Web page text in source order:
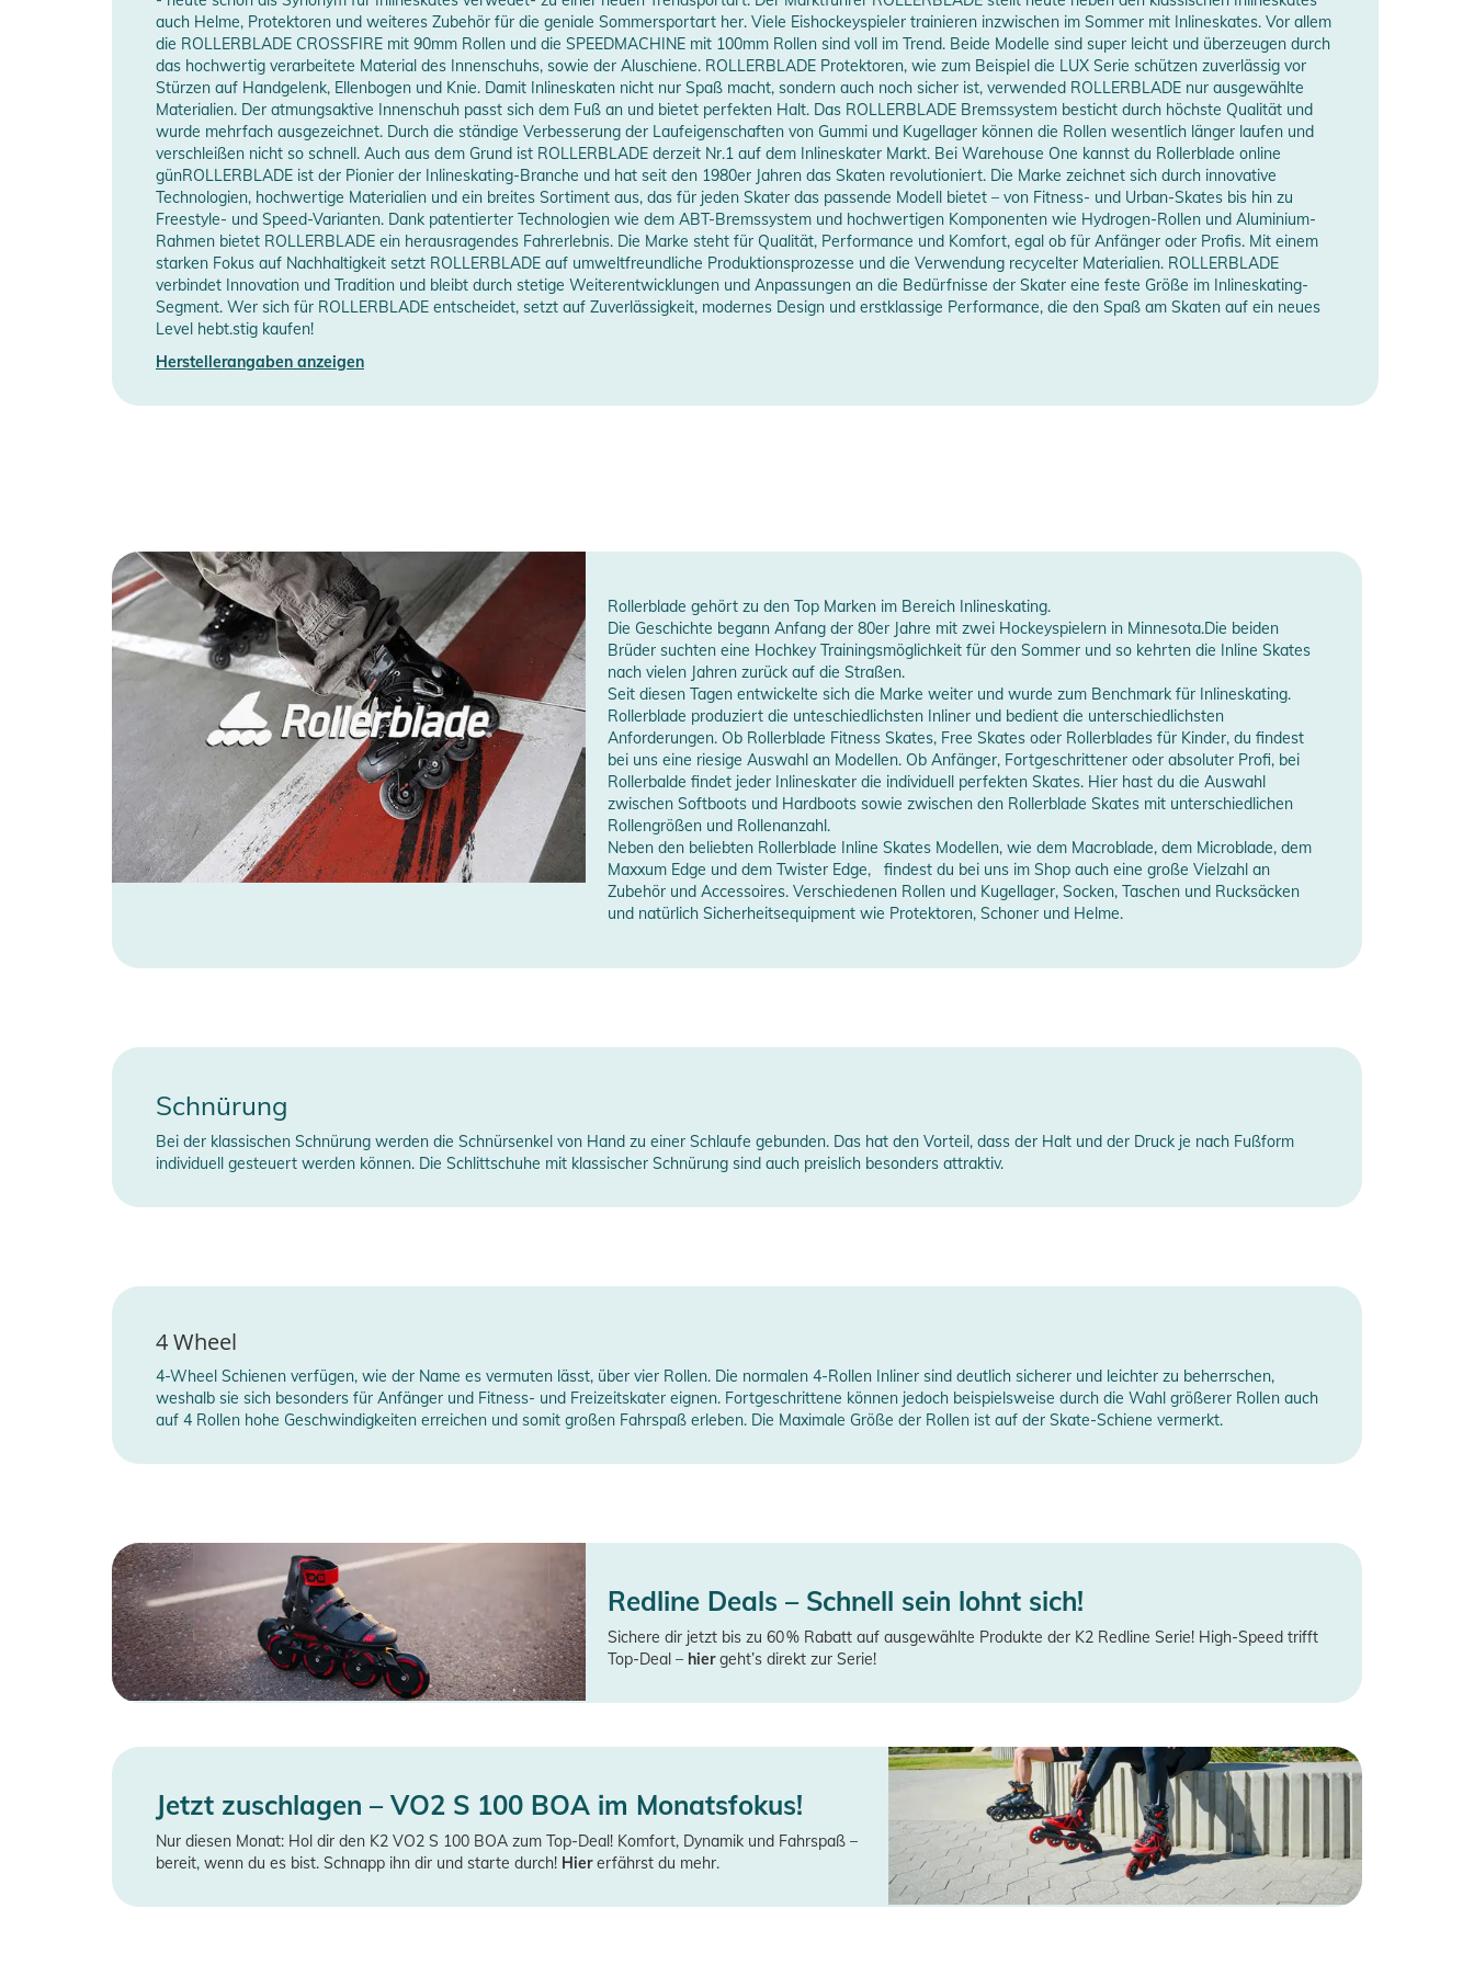
- Verschluss: Memory Cuff Buckle, 45° Verschluss, Laces
Produktinformationen und Sicherheitshinweise
Gebrauchsanweisungen, Sicherheitshinweise und Warnungen finden Sie direkt am Produkt.
Kugellager SG7
Erscheinungsjahr 2026
Manufacturer Information Herstellerangaben anzeigen
auch Helme, Protektoren und weiteres Zubehör für die geniale Sommersportart her. Viele Eishockeyspieler trainieren inzwischen im Sommer mit Inlineskates. Vor allem
die ROLLERBLADE CROSSFIRE mit 90mm Rollen und die SPEEDMACHINE mit 100mm Rollen sind voll im Trend. Beide Modelle sind super leicht und überzeugen durch
das hochwertig verarbeitete Material des Innenschuhs, sowie der Aluschiene. ROLLERBLADE Protektoren, wie zum Beispiel die LUX Serie schützen zuverlässig vor
Stürzen auf Handgelenk, Ellenbogen und Knie. Damit Inlineskaten nicht nur Spaß macht, sondern auch noch sicher ist, verwended ROLLERBLADE nur ausgewählte
Materialien. Der atmungsaktive Innenschuh passt sich dem Fuß an und bietet perfekten Halt. Das ROLLERBLADE Bremssystem besticht durch höchste Qualität und
wurde mehrfach ausgezeichnet. Durch die ständige Verbesserung der Laufeigenschaften von Gummi und Kugellager können die Rollen wesentlich länger laufen und
verschleißen nicht so schnell. Auch aus dem Grund ist ROLLERBLADE derzeit Nr.1 auf dem Inlineskater Markt. Bei Warehouse One kannst du Rollerblade online
günROLLERBLADE ist der Pionier der Inlineskating-Branche und hat seit den 1980er Jahren das Skaten revolutioniert. Die Marke zeichnet sich durch innovative
Technologien, hochwertige Materialien und ein breites Sortiment aus, das für jeden Skater das passende Modell bietet – von Fitness- und Urban-Skates bis hin zu
Freestyle- und Speed-Varianten. Dank patentierter Technologien wie dem ABT-Bremssystem und hochwertigen Komponenten wie Hydrogen-Rollen und Aluminium-
Rahmen bietet ROLLERBLADE ein herausragendes Fahrerlebnis. Die Marke steht für Qualität, Performance und Komfort, egal ob für Anfänger oder Profis. Mit einem
starken Fokus auf Nachhaltigkeit setzt ROLLERBLADE auf umweltfreundliche Produktionsprozesse und die Verwendung recycelter Materialien. ROLLERBLADE
verbindet Innovation und Tradition und bleibt durch stetige Weiterentwicklungen und Anpassungen an die Bedürfnisse der Skater eine feste Größe im Inlineskating-
Segment. Wer sich für ROLLERBLADE entscheidet, setzt auf Zuverlässigkeit, modernes Design und erstklassige Performance, die den Spaß am Skaten auf ein neues
Level hebt.stig kaufen!
Herstellerangaben anzeigen
Rollerblade gehört zu den Top Marken im Bereich Inlineskating.
Die Geschichte begann Anfang der 80er Jahre mit zwei Hockeyspielern in Minnesota.Die beiden
Brüder suchten eine Hochkey Trainingsmöglichkeit für den Sommer und so kehrten die Inline Skates
nach vielen Jahren zurück auf die Straßen.
Seit diesen Tagen entwickelte sich die Marke weiter und wurde zum Benchmark für Inlineskating.
Rollerblade produziert die unteschiedlichsten Inliner und bedient die unterschiedlichsten
Anforderungen. Ob Rollerblade Fitness Skates, Free Skates oder Rollerblades für Kinder, du findest
bei uns eine riesige Auswahl an Modellen. Ob Anfänger, Fortgeschrittener oder absoluter Profi, bei
Rollerbalde findet jeder Inlineskater die individuell perfekten Skates. Hier hast du die Auswahl
zwischen Softboots und Hardboots sowie zwischen den Rollerblade Skates mit unterschiedlichen
Rollengrößen und Rollenanzahl.
Neben den beliebten Rollerblade Inline Skates Modellen, wie dem Macroblade, dem Microblade, dem
Maxxum Edge und dem Twister Edge, findest du bei uns im Shop auch eine große Vielzahl an
Zubehör und Accessoires. Verschiedenen Rollen und Kugellager, Socken, Taschen und Rucksäcken
und natürlich Sicherheitsequipment wie Protektoren, Schoner und Helme.
Schnürung
Bei der klassischen Schnürung werden die Schnürsenkel von Hand zu einer Schlaufe gebunden. Das hat den Vorteil, dass der Halt und der Druck je nach Fußform
individuell gesteuert werden können. Die Schlittschuhe mit klassischer Schnürung sind auch preislich besonders attraktiv.
4 Wheel
4-Wheel Schienen verfügen, wie der Name es vermuten lässt, über vier Rollen. Die normalen 4-Rollen Inliner sind deutlich sicherer und leichter zu beherrschen,
weshalb sie sich besonders für Anfänger und Fitness- und Freizeitskater eignen. Fortgeschrittene können jedoch beispielsweise durch die Wahl größerer Rollen auch
auf 4 Rollen hohe Geschwindigkeiten erreichen und somit großen Fahrspaß erleben. Die Maximale Größe der Rollen ist auf der Skate-Schiene vermerkt.
Redline Deals – Schnell sein lohnt sich!
Sichere dir jetzt bis zu 60 % Rabatt auf ausgewählte Produkte der K2 Redline Serie! High-Speed trifft
Top-Deal – hiergeht’s direkt zur Serie!
Jetzt zuschlagen – VO2 S 100 BOA im Monatsfokus!
Nur diesen Monat: Hol dir den K2 VO2 S 100 BOA zum Top-Deal! Komfort, Dynamik und Fahrspaß –
bereit, wenn du es bist. Schnapp ihn dir und starte durch! Hiererfährst du mehr.